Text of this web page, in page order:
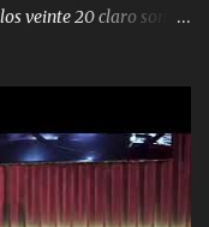
veinte 20 claro son
topar pues no hay de
por mi línea no veo a
duerm voy chicoteado
me agarran el colmillo